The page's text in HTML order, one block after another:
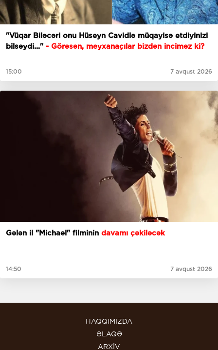
"Vüqar Biləcəri onu Hüseyn Cavidlə müqayisə etdiyinizi
bilsəydi..." - Görəsən, meyxanaçılar bizdən inciməz ki?
15:00 7 avqust 2026
Gələn il "Michael" filminin davamı çəkiləcək
14:50 7 avqust 2026
HAQQIMIZDA
ƏLAQƏ
ARXİV